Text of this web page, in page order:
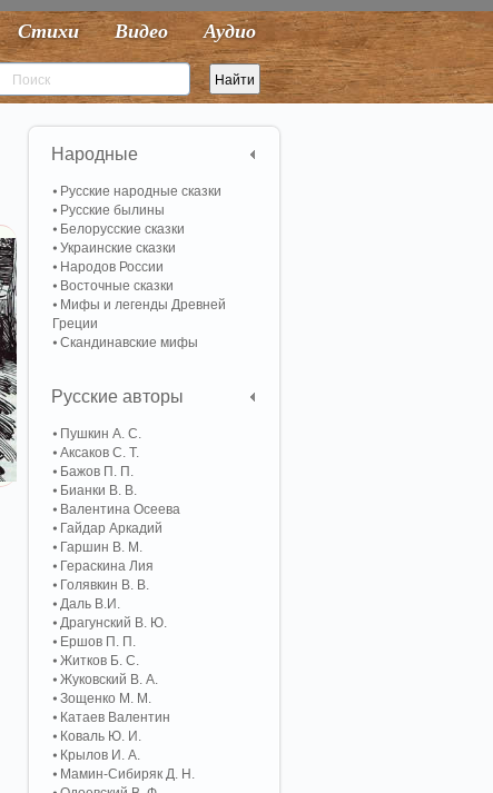
Стихи Видео Аудио
Народные
Русские народные сказки
Русские былины
Белорусские сказки
Украинские сказки
Народов России
Восточные сказки
Мифы и легенды Древней
Греции
Скандинавские мифы
Русские авторы
Пушкин А. С.
Аксаков С. Т.
Бажов П. П.
Бианки В. В.
Валентина Осеева
Гайдар Аркадий
Гаршин В. М.
Гераскина Лия
Голявкин В. В.
Даль В.И.
Драгунский В. Ю.
Ершов П. П.
Житков Б. С.
Жуковский В. А.
Зощенко М. М.
Катаев Валентин
Коваль Ю. И.
Крылов И. А.
Мамин-Сибиряк Д. Н.